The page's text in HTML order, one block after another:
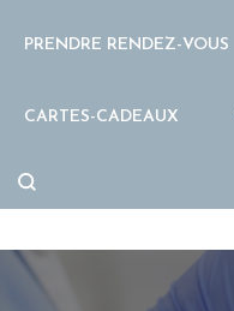
PRENDRE RENDEZ-VOUS
CARTES-CADEAUX